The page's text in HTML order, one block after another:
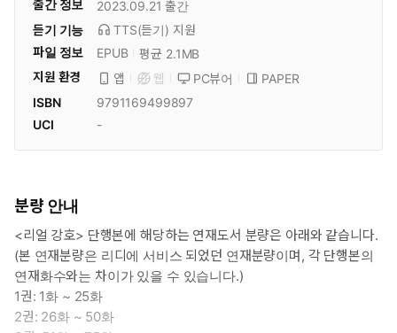
출간 정보 2023.09.21 출간
듣기 기능
TTS(듣기) 지원
파일 정보
EPUB
평균 2.1MB
지원 환경
앱 웹 PC뷰어
PAPER
ISBN
9791169499897
UCI
-
분량 안내
<리얼 강호> 단행본에 해당하는 연재도서 분량은 아래와 같습니다.
(본 연재분량은 리디에 서비스 되었던 연재분량이며, 각 단행본의
연재화수와는 차이가 있을 수 있습니다.)
1권: 1화 ~ 25화
2권: 26화 ~ 50화